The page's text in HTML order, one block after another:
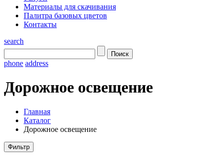
Материалы для скачивания
Палитра базовых цветов
Контакты
search
phone address
Дорожное освещение
Главная
Каталог
Дорожное освещение